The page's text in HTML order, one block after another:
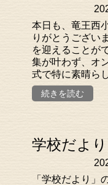
本日も、竜王西
りがとうござい
を迎えることが
集が叶わず、オ
式で特に素晴ら
続きを読む
学校だよ
「学校だより」